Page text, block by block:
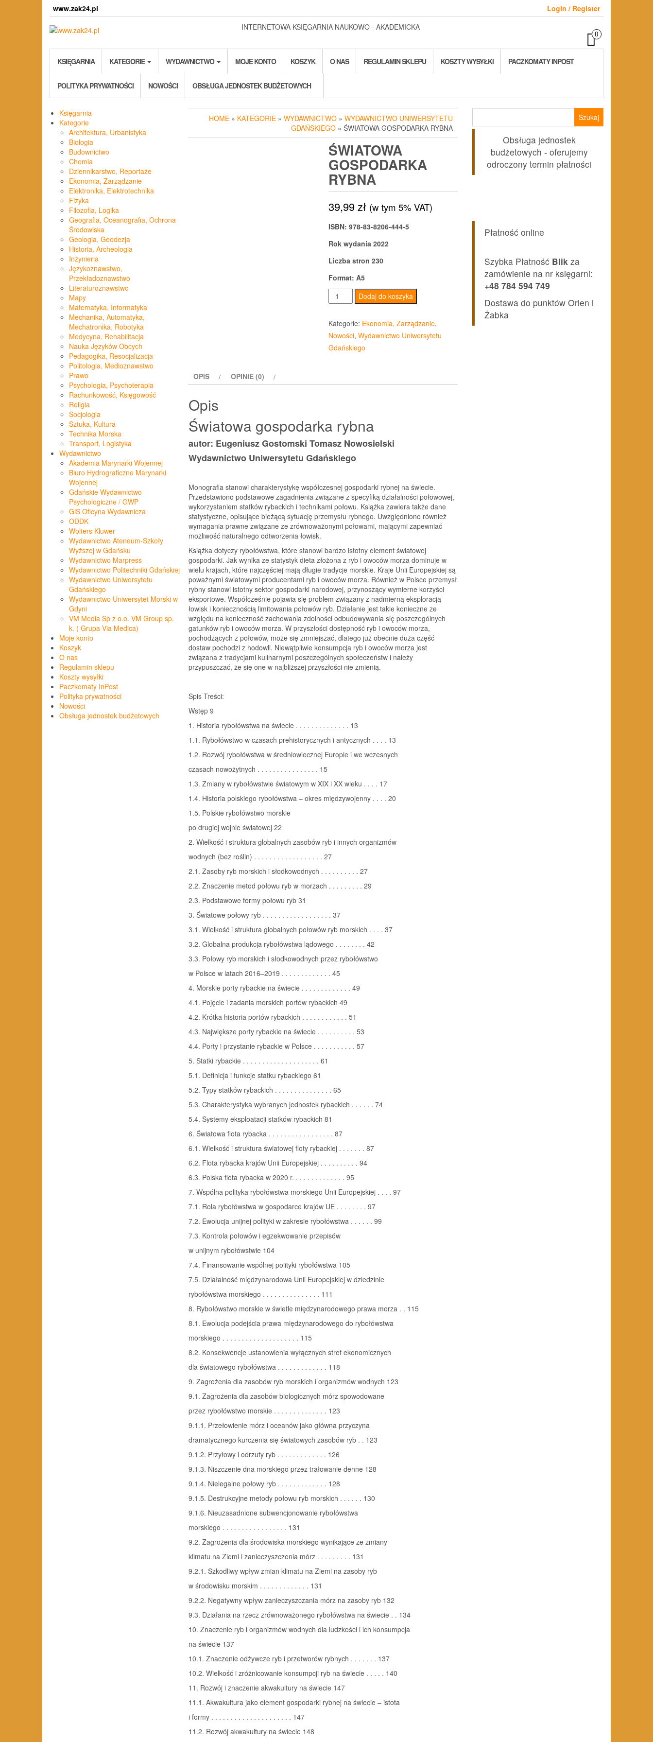
www.zak24.pl
Login / Register
INTERNETOWA KSIĘGARNIA NAUKOWO - AKADEMICKA
0
KSIĘGARNIA KATEGORIE WYDAWNICTWO MOJE KONTO KOSZYK O NAS REGULAMIN SKLEPU KOSZTY WYSYŁKI PACZKOMATY INPOST
POLITYKA PRYWATNOŚCI NOWOŚCI OBSŁUGA JEDNOSTEK BUDŻETOWYCH
Księgarnia
Kategorie
Architektura, Urbanistyka
Biologia
Budownictwo
Chemia
Dziennikarstwo, Reportaże
Ekonomia, Zarządzanie
Elektronika, Elektrotechnika
Fizyka
Filozofia, Logika
Geografia, Oceanografia, Ochrona
Środowiska
Geologia, Geodezja
Historia, Archeologia
Inżynieria
Językoznawstwo,
Przekładoznawstwo
Literaturoznawstwo
Mapy
Matematyka, Informatyka
Mechanika, Automatyka,
Mechatronika, Robotyka
Medycyna, Rehabilitacja
Nauka Języków Obcych
Pedagogika, Resocjalizacja
Politologia, Medioznawstwo
Prawo
Psychologia, Psychoterapia
Rachunkowość, Księgowość
Religia
Socjologia
Sztuka, Kultura
Technika Morska
Transport, Logistyka
Wydawnictwo
Akademia Marynarki Wojennej
Biuro Hydrograficzne Marynarki
Wojennej
Gdańskie Wydawnictwo
Psychologiczne / GWP
GiS Oficyna Wydawnicza
ODDK
Wolters Kluwer
Wydawnictwo Ateneum-Szkoły
Wyższej w Gdańsku
Wydawnictwo Marpress
Wydawnictwo Politechniki Gdańskiej
Wydawnictwo Uniwersytetu
Gdańskiego
Wydawnictwo Uniwersytet Morski w
Gdyni
VM Media Sp z o.o. VM Group sp.
k. ( Grupa Via Medica)
Moje konto
Koszyk
O nas
Regulamin sklepu
Koszty wysyłki
Paczkomaty InPost
Polityka prywatności
Nowości
Obsługa jednostek budżetowych
HOME » KATEGORIE » WYDAWNICTWO » WYDAWNICTWO UNIWERSYTETU
GDAŃSKIEGO » ŚWIATOWA GOSPODARKA RYBNA
ŚWIATOWA
GOSPODARKA
RYBNA
39,99zł (w tym 5% VAT)
ISBN: 978-83-8206-444-5
Rok wydania 2022
Liczba stron 230
Format: A5
ilość
Światowa
gospodarka
rybna
Dodaj do koszyka
Kategorie: Ekonomia, Zarządzanie,
Nowości, Wydawnictwo Uniwersytetu
Gdańskiego
OPIS OPINIE (0)
Opis
Światowa gospodarka rybna
autor: Eugeniusz Gostomski Tomasz Nowosielski
Wydawnictwo Uniwersytetu Gdańskiego
Monografia stanowi charakterystykę współczesnej gospodarki rybnej na świecie.
Przedstawiono podstawowe zagadnienia związane z specyfiką działalności połowowej,
wykorzystaniem statków rybackich i technikami połowu. Książka zawiera także dane
statystyczne, opisujące bieżącą sytuację przemysłu rybnego. Uwzględniono również
wymagania prawne związane ze zrównoważonymi połowami, mającymi zapewniać
możliwość naturalnego odtworzenia łowisk.
Książka dotyczy rybołówstwa, które stanowi bardzo istotny element światowej
gospodarki. Jak wynika ze statystyk dieta złożona z ryb i owoców morza dominuje w
wielu krajach, które najczęściej mają długie tradycje morskie. Kraje Unii Europejskiej są
poważnymi światowymi producentami ryb i owoców morza. Również w Polsce przemysł
rybny stanowi istotny sektor gospodarki narodowej, przynoszący wymierne korzyści
eksportowe. Współcześnie pojawia się problem związany z nadmierną eksploracją
łowisk i koniecznością limitowania połowów ryb. Działanie jest takie konieczne ze
względu na konieczność zachowania zdolności odbudowywania się poszczególnych
gatunków ryb i owoców morza. W przyszłości dostępność ryb i owoców morza,
pochodzących z połowów, może się zmniejszać, dlatego już obecnie duża część
dostaw pochodzi z hodowli. Niewątpliwie konsumpcja ryb i owoców morza jest
związana z tradycjami kulinarnymi poszczególnych społeczeństw i należy
przypuszczać, że się one w najbliższej przyszłości nie zmienią.
Spis Treści:
Wstęp 9
1. Historia rybołówstwa na świecie . . . . . . . . . . . . . . 13
1.1. Rybołówstwo w czasach prehistorycznych i antycznych . . . . 13
1.2. Rozwój rybołówstwa w średniowiecznej Europie i we wczesnych
czasach nowożytnych . . . . . . . . . . . . . . . . 15
1.3. Zmiany w rybołówstwie światowym w XIX i XX wieku . . . . 17
1.4. Historia polskiego rybołówstwa – okres międzywojenny . . . . 20
1.5. Polskie rybołówstwo morskie
po drugiej wojnie światowej 22
2. Wielkość i struktura globalnych zasobów ryb i innych organizmów
wodnych (bez roślin) . . . . . . . . . . . . . . . . . . 27
2.1. Zasoby ryb morskich i słodkowodnych . . . . . . . . . . 27
2.2. Znaczenie metod połowu ryb w morzach . . . . . . . . . 29
2.3. Podstawowe formy połowu ryb 31
3. Światowe połowy ryb . . . . . . . . . . . . . . . . . . 37
3.1. Wielkość i struktura globalnych połowów ryb morskich . . . . 37
3.2. Globalna produkcja rybołówstwa lądowego . . . . . . . . 42
3.3. Połowy ryb morskich i słodkowodnych przez rybołówstwo
w Polsce w latach 2016–2019 . . . . . . . . . . . . . 45
4. Morskie porty rybackie na świecie . . . . . . . . . . . . . 49
4.1. Pojęcie i zadania morskich portów rybackich 49
4.2. Krótka historia portów rybackich . . . . . . . . . . . . 51
4.3. Największe porty rybackie na świecie . . . . . . . . . . 53
4.4. Porty i przystanie rybackie w Polsce . . . . . . . . . . . 57
5. Statki rybackie . . . . . . . . . . . . . . . . . . . . 61
5.1. Definicja i funkcje statku rybackiego 61
5.2. Typy statków rybackich . . . . . . . . . . . . . . . 65
5.3. Charakterystyka wybranych jednostek rybackich . . . . . . 74
5.4. Systemy eksploatacji statków rybackich 81
6. Światowa flota rybacka . . . . . . . . . . . . . . . . . 87
6.1. Wielkość i struktura światowej floty rybackiej . . . . . . . 87
6.2. Flota rybacka krajów Unii Europejskiej . . . . . . . . . . 94
6.3. Polska flota rybacka w 2020 r. . . . . . . . . . . . . . 95
7. Wspólna polityka rybołówstwa morskiego Unii Europejskiej . . . . 97
7.1. Rola rybołówstwa w gospodarce krajów UE . . . . . . . . 97
7.2. Ewolucja unijnej polityki w zakresie rybołówstwa . . . . . . 99
7.3. Kontrola połowów i egzekwowanie przepisów
w unijnym rybołówstwie 104
7.4. Finansowanie wspólnej polityki rybołówstwa 105
7.5. Działalność międzynarodowa Unii Europejskiej w dziedzinie
rybołówstwa morskiego . . . . . . . . . . . . . . . 111
8. Rybołówstwo morskie w świetle międzynarodowego prawa morza . . 115
8.1. Ewolucja podejścia prawa międzynarodowego do rybołówstwa
morskiego . . . . . . . . . . . . . . . . . . . . 115
8.2. Konsekwencje ustanowienia wyłącznych stref ekonomicznych
dla światowego rybołówstwa . . . . . . . . . . . . . 118
9. Zagrożenia dla zasobów ryb morskich i organizmów wodnych 123
9.1. Zagrożenia dla zasobów biologicznych mórz spowodowane
przez rybołówstwo morskie . . . . . . . . . . . . . . 123
9.1.1. Przełowienie mórz i oceanów jako główna przyczyna
dramatycznego kurczenia się światowych zasobów ryb . . 123
9.1.2. Przyłowy i odrzuty ryb . . . . . . . . . . . . . 126
9.1.3. Niszczenie dna morskiego przez trałowanie denne 128
9.1.4. Nielegalne połowy ryb . . . . . . . . . . . . . 128
9.1.5. Destrukcyjne metody połowu ryb morskich . . . . . . 130
9.1.6. Nieuzasadnione subwencjonowanie rybołówstwa
morskiego . . . . . . . . . . . . . . . . . 131
9.2. Zagrożenia dla środowiska morskiego wynikające ze zmiany
klimatu na Ziemi i zanieczyszczenia mórz . . . . . . . . . 131
9.2.1. Szkodliwy wpływ zmian klimatu na Ziemi na zasoby ryb
w środowisku morskim . . . . . . . . . . . . . 131
9.2.2. Negatywny wpływ zanieczyszczania mórz na zasoby ryb 132
9.3. Działania na rzecz zrównoważonego rybołówstwa na świecie . . 134
10. Znaczenie ryb i organizmów wodnych dla ludzkości i ich konsumpcja
na świecie 137
10.1. Znaczenie odżywcze ryb i przetworów rybnych . . . . . . . 137
10.2. Wielkość i zróżnicowanie konsumpcji ryb na świecie . . . . . 140
11. Rozwój i znaczenie akwakultury na świecie 147
11.1. Akwakultura jako element gospodarki rybnej na świecie – istota
i formy . . . . . . . . . . . . . . . . . . . . . 147
11.2. Rozwój akwakultury na świecie 148
Obsługa jednostek
budżetowych - oferujemy
odroczony termin płatności
Płatność online
Szybka Płatność Blik za
zamówienie na nr księgarni:
+48 784 594 749
Dostawa do punktów Orlen i
Żabka